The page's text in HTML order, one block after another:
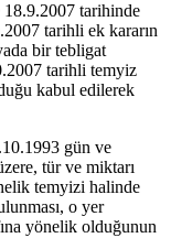
18.9.2007 tarihinde
tarihli ek kararın
bir tebligat
tarihli temyiz
kabul edilerek
gün ve
tür ve miktarı
temyizi halinde
o yer
yönelik olduğunun